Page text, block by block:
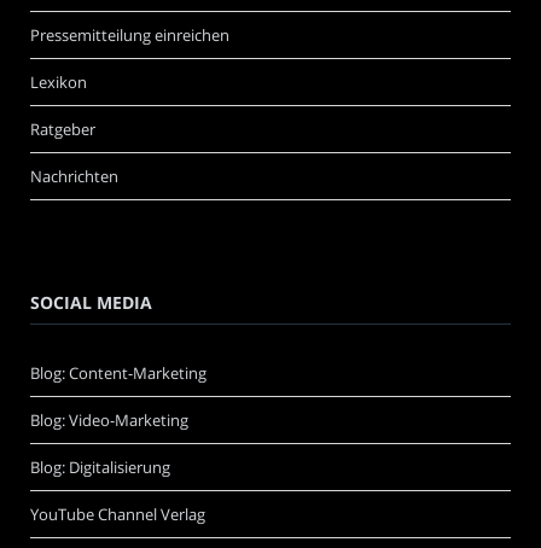
Pressemitteilung einreichen
Lexikon
Ratgeber
Nachrichten
SOCIAL MEDIA
Blog: Content-Marketing
Blog: Video-Marketing
Blog: Digitalisierung
YouTube Channel Verlag